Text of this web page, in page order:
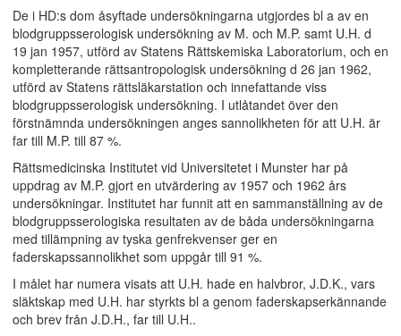
De i HD:s dom åsyftade undersökningarna utgjordes bl a av en
blodgruppsserologisk undersökning av M. och M.P. samt U.H. d
19 jan 1957, utförd av Statens Rättskemiska Laboratorium, och en
kompletterande rättsantropologisk undersökning d 26 jan 1962,
utförd av Statens rättsläkarstation och innefattande viss
blodgruppsserologisk undersökning. I utlåtandet över den
förstnämnda undersökningen anges sannolikheten för att U.H. är
far till M.P. till 87 %.
Rättsmedicinska Institutet vid Universitetet i Munster har på
uppdrag av M.P. gjort en utvärdering av 1957 och 1962 års
undersökningar. Institutet har funnit att en sammanställning av de
blodgruppsserologiska resultaten av de båda undersökningarna
med tillämpning av tyska genfrekvenser ger en
faderskapssannolikhet som uppgår till 91 %.
I målet har numera visats att U.H. hade en halvbror, J.D.K., vars
släktskap med U.H. har styrkts bl a genom faderskapserkännande
och brev från J.D.H., far till U.H..